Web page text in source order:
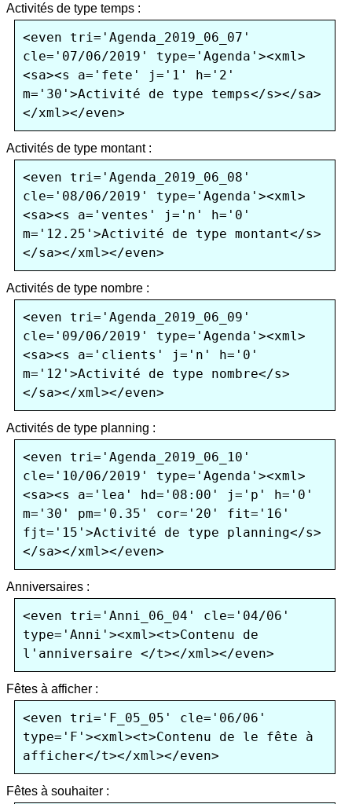
Activités de type temps :
<even tri='Agenda_2019_06_07'
cle='07/06/2019' type='Agenda'><xml>
<sa><s a='fete' j='1' h='2'
m='30'>Activité de type temps</s></sa>
Activités de type montant :
<even tri='Agenda_2019_06_08'
cle='08/06/2019' type='Agenda'><xml>
<sa><s a='ventes' j='n' h='0'
m='12.25'>Activité de type montant</s>
Activités de type nombre :
<even tri='Agenda_2019_06_09'
cle='09/06/2019' type='Agenda'><xml>
<sa><s a='clients' j='n' h='0'
m='12'>Activité de type nombre</s>
Activités de type planning :
<even tri='Agenda_2019_06_10'
cle='10/06/2019' type='Agenda'><xml>
<sa><s a='lea' hd='08:00' j='p' h='0'
m='30' pm='0.35' cor='20' fit='16'
fjt='15'>Activité de type planning</s>
Anniversaires :
<even tri='Anni_06_04' cle='04/06'
type='Anni'><xml><t>Contenu de
Fêtes à afficher :
<even tri='F_05_05' cle='06/06'
type='F'><xml><t>Contenu de le fête à
Fêtes à souhaiter :